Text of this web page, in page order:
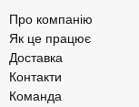
Про компанію
Як це працює
Доставка
Контакти
Команда